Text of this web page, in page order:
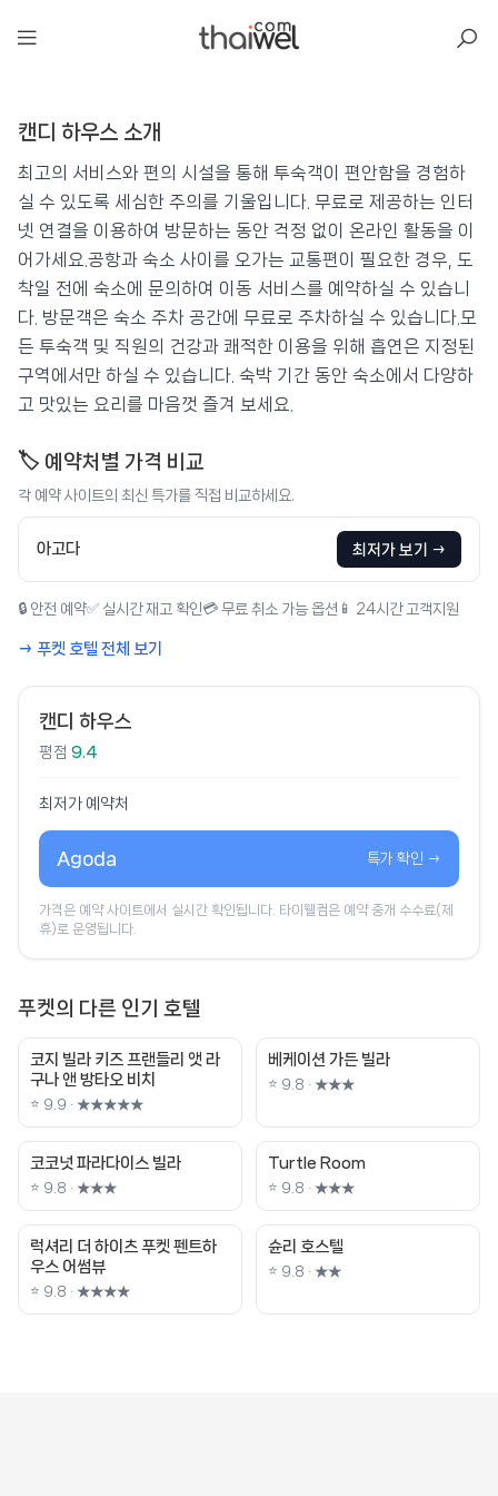
캔디 하우스
📍 푸켓★★ ⭐ 9.4
💰 최저가 확인 · 예약하기
캔디 하우스 소개
최고의 서비스와 편의 시설을 통해 투숙객이 편안함을 경험하
실 수 있도록 세심한 주의를 기울입니다. 무료로 제공하는 인터
넷 연결을 이용하여 방문하는 동안 걱정 없이 온라인 활동을 이
어가세요.공항과 숙소 사이를 오가는 교통편이 필요한 경우, 도
착일 전에 숙소에 문의하여 이동 서비스를 예약하실 수 있습니
다. 방문객은 숙소 주차 공간에 무료로 주차하실 수 있습니다.모
든 투숙객 및 직원의 건강과 쾌적한 이용을 위해 흡연은 지정된
구역에서만 하실 수 있습니다. 숙박 기간 동안 숙소에서 다양하
고 맛있는 요리를 마음껏 즐겨 보세요.
🏷️ 예약처별 가격 비교
각 예약 사이트의 최신 특가를 직접 비교하세요.
아고다 최저가 보기 →
🔒 안전 예약✅ 실시간 재고 확인 💳 무료 취소 가능 옵션 📱 24시간 고객지원
→ 푸켓 호텔 전체 보기
캔디 하우스
평점 9.4
최저가 예약처
Agoda 특가 확인 →
가격은 예약 사이트에서 실시간 확인됩니다. 타이웰컴은 예약 중개 수수료(제
휴)로 운영됩니다.
푸켓의 다른 인기 호텔
코지 빌라 키즈 프랜들리 앳 라
구나 앤 방타오 비치
⭐ 9.9 · ★★★★★
베케이션 가든 빌라
⭐ 9.8 · ★★★
코코넛 파라다이스 빌라
⭐ 9.8 · ★★★
Turtle Room
⭐ 9.8 · ★★★
럭셔리 더 하이츠 푸켓 펜트하
우스 어썸뷰
⭐ 9.8 · ★★★★
슌리 호스텔
⭐ 9.8 · ★★